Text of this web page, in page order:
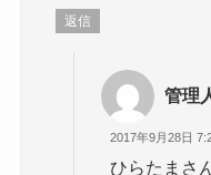
返信
管理
2017年9月28日
ひらたまさ